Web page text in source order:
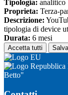
Tipologia: analitico
Proprieta: Terza-
Descrizione:
tipologia di device
Durata: 6 mesi
Accetta tutti
Betto"